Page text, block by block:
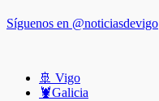
Síguenos en @noticiasdevigo
🚢 Vigo
🦞️Galicia